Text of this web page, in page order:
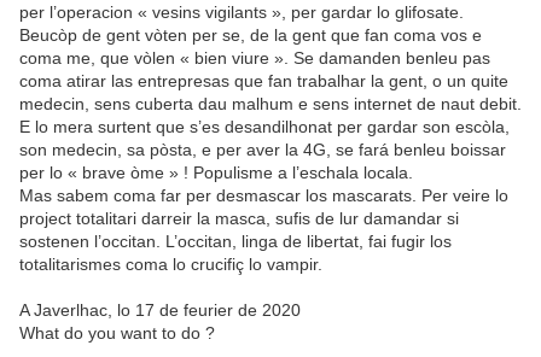
per l’operacion « vesins vigilants », per gardar lo glifosate.
Beucòp de gent vòten per se, de la gent que fan coma vos e
coma me, que vòlen « bien viure ». Se damanden benleu pas
coma atirar las entrepresas que fan trabalhar la gent, o un quite
medecin, sens cuberta dau malhum e sens internet de naut debit.
E lo mera surtent que s’es desandilhonat per gardar son escòla,
son medecin, sa pòsta, e per aver la 4G, se fará benleu boissar
per lo « brave òme » ! Populisme a l’eschala locala.
Mas sabem coma far per desmascar los mascarats. Per veire lo
project totalitari darreir la masca, sufis de lur damandar si
sostenen l’occitan. L’occitan, linga de libertat, fai fugir los
totalitarismes coma lo crucifiç lo vampir.
A Javerlhac, lo 17 de feurier de 2020
What do you want to do ?